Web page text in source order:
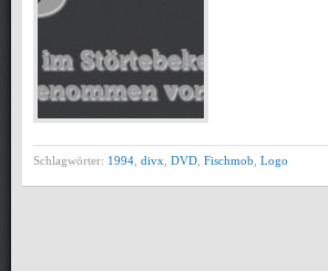
Schlagwörter: 1994 divx DVD Fischmob Logo